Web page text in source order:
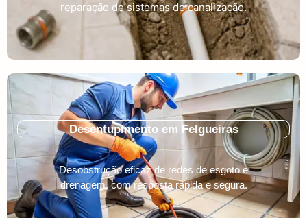
reparação de sistemas de canalização.
Desentupimento em Felgueiras
Desobstrução eficaz de redes de esgoto e
drenagem, com resposta rápida e segura.